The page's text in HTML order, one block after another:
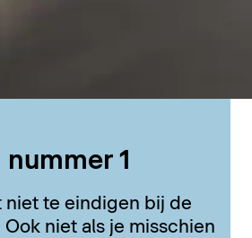
1
niet te eindigen bij de
Ook niet als je misschien